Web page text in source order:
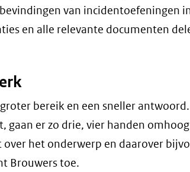
van incidentoefeningen
en alle relevante documenten
bereik en een sneller
gaan er zo drie, vier handen
het onderwerp en daarover
Brouwers toe.